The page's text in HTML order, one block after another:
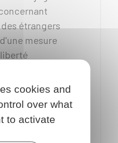
étrangers
mesure
(par exemple
de cigarettes ou
cookies and
over what
to activate